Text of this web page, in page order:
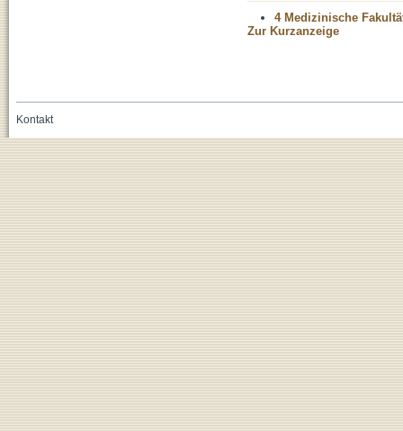
4 Medizinische
Zur Kurzanzeige
Kontakt